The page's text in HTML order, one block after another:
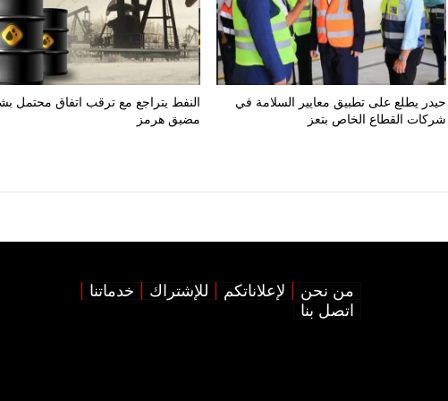
حيدر يطلع على تطبيق معايير السلامة في
شركات القطاع الخاص بتعز
النفط يتراجع مع ترقب اتفاق محتمل
مضيق هرمز
من نحن لإعلاناتكم للإشتراك
خدماتنا
اتصل بنا